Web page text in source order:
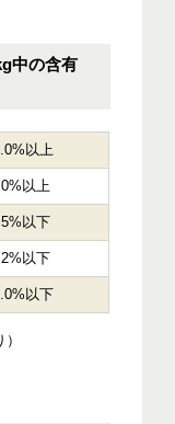
中の含有
以上
以上
以下
以下
以下